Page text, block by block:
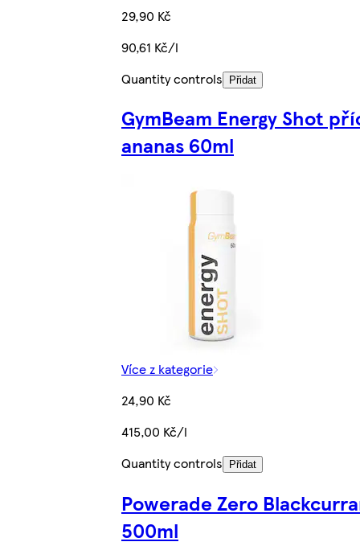
29,90 Kč
90,61 Kč/l
Quantity controls
Přidat
GymBeam Energy Shot
ananas 60ml
Více z kategorie
24,90 Kč
415,00 Kč/l
Quantity controls
Přidat
Powerade Zero
500ml